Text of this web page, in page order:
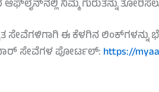
ನಿಮ್ಮ ಗುರುತನ್ನು
ಸೇವೆಗಳಿಗಾಗಿ ಈ ಕೆಳಗಿನ ಲಿಂಕ್‌ಗಳನ್ನು
ಸೇವೆಗಳ ಪೋರ್ಟಲ್: https://